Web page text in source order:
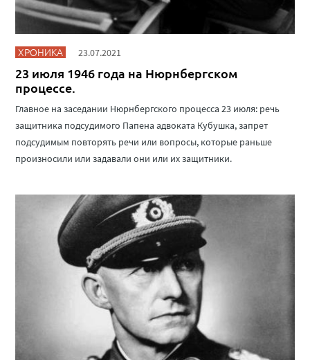
ХРОНИКА 23.07.2021
23 июля 1946 года на Нюрнбергском
процессе.
Главное на заседании Нюрнбергского процесса 23 июля: речь
защитника подсудимого Папена адвоката Кубушка, запрет
подсудимым повторять речи или вопросы, которые раньше
произносили или задавали они или их защитники.